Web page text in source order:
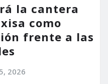
la cantera
como
frente a las
2026